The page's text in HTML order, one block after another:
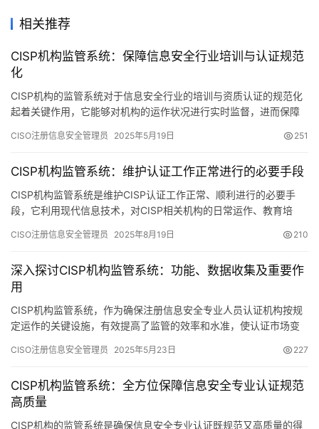
相关推荐
CISP机构监管系统：保障信息安全行业培训与认证规范
化
CISP机构的监管系统对于信息安全行业的培训与资质认证的规范化
起着关键作用，它能够对机构的运作状况进行实时监督，进而保障
CISO注册信息安全管理员 2025年5月19日 251
CISP机构监管系统：维护认证工作正常进行的必要手段
CISP机构监管系统是维护CISP认证工作正常、顺利进行的必要手
段，它利用现代信息技术，对CISP相关机构的日常运作、教育培
CISO注册信息安全管理员 2025年8月19日 210
深入探讨CISP机构监管系统：功能、数据收集及重要作
用
CISP机构监管系统，作为确保注册信息安全专业人员认证机构按规
定运作的关键设施，有效提高了监管的效率和水准，使认证市场变
CISO注册信息安全管理员 2025年5月23日 227
CISP机构监管系统：全方位保障信息安全专业认证规范
高质量
CISP机构的监管系统是确保信息安全专业认证既规范又高质量的得